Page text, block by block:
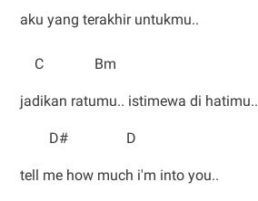
aku yang terakhir untukmu..
C Bm
jadikan ratumu.. istimewa di hatimu..
D# D
tell me how much i'm into you..